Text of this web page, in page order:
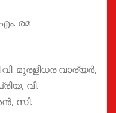
രമ
മുരളീധര വാര്യർ,
വി.
സി.